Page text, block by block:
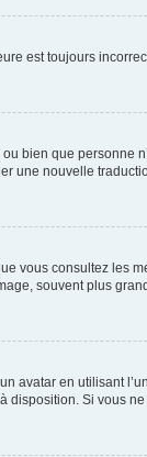
est toujours
bien que
une nouvelle
vous consultez les
souvent plus
avatar en utilisant
Si vous